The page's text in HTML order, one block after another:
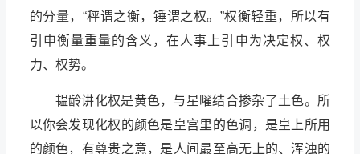
的分量，“秤谓之衡，锤谓之权。”权衡轻重，所以有
引申衡量重量的含义，在人事上引申为决定权、权
力、权势。
韫龄讲化权是黄色，与星曜结合掺杂了土色。所
以你会发现化权的颜色是皇宫里的色调，是皇上所用
的颜色，有尊贵之意，是人间最至高无上的、浑浊的